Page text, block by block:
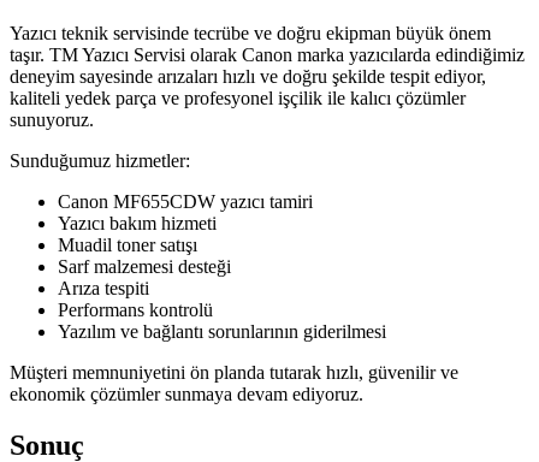
Yazıcı teknik servisinde tecrübe ve doğru ekipman büyük önem
taşır. TM Yazıcı Servisi olarak Canon marka yazıcılarda edindiğimiz
deneyim sayesinde arızaları hızlı ve doğru şekilde tespit ediyor,
kaliteli yedek parça ve profesyonel işçilik ile kalıcı çözümler
sunuyoruz.
Sunduğumuz hizmetler:
Canon MF655CDW yazıcı tamiri
Yazıcı bakım hizmeti
Muadil toner satışı
Sarf malzemesi desteği
Arıza tespiti
Performans kontrolü
Yazılım ve bağlantı sorunlarının giderilmesi
Müşteri memnuniyetini ön planda tutarak hızlı, güvenilir ve
ekonomik çözümler sunmaya devam ediyoruz.
Sonuç